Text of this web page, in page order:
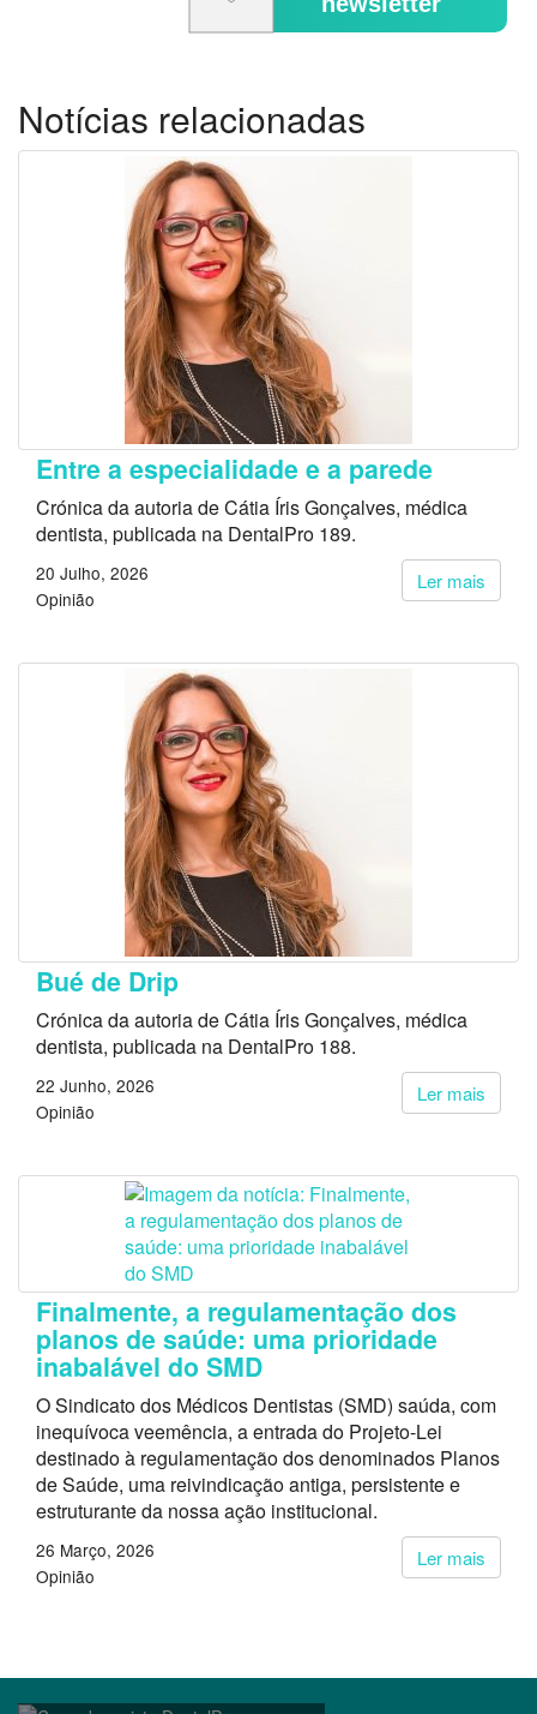
Notícias relacionadas
Entre a especialidade e a parede
Crónica da autoria de Cátia Íris Gonçalves, médica
dentista, publicada na DentalPro 189.
Ler mais
20 Julho, 2026
Opinião
Bué de Drip
Crónica da autoria de Cátia Íris Gonçalves, médica
dentista, publicada na DentalPro 188.
Ler mais
22 Junho, 2026
Opinião
Finalmente, a regulamentação dos
planos de saúde: uma prioridade
inabalável do SMD
O Sindicato dos Médicos Dentistas (SMD) saúda, com
inequívoca veemência, a entrada do Projeto-Lei
destinado à regulamentação dos denominados Planos
de Saúde, uma reivindicação antiga, persistente e
estruturante da nossa ação institucional.
Ler mais
26 Março, 2026
Opinião